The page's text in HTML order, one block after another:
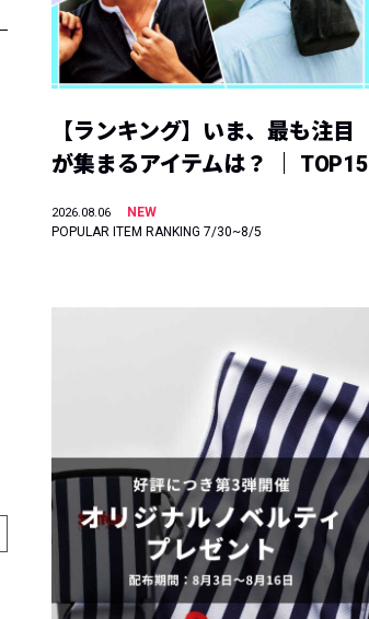
【ランキング】いま、最も注目
が集まるアイテムは？ ｜ TOP15
2026.08.06
NEW
POPULAR ITEM RANKING 7/30~8/5